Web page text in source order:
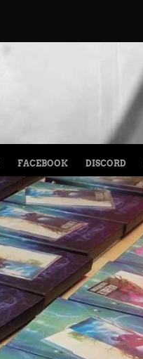
FACEBOOK DISCORD